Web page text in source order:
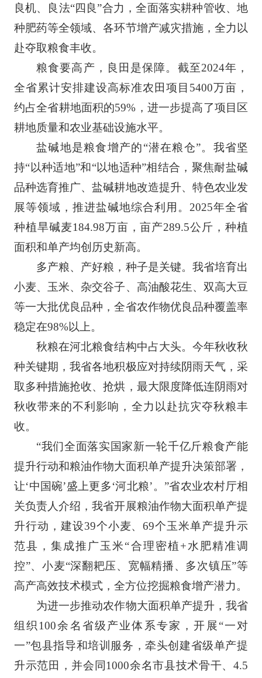
良机、良法“四良”合力，全面落实耕种管收、地
种肥药等全领域、各环节增产减灾措施，全力以
赴夺取粮食丰收。
粮食要高产，良田是保障。截至2024年，
全省累计安排建设高标准农田项目5400万亩，
约占全省耕地面积的59%，进一步提高了项目区
耕地质量和农业基础设施水平。
盐碱地是粮食增产的“潜在粮仓”。我省坚
持“以种适地”和“以地适种”相结合，聚焦耐盐碱
品种选育推广、盐碱耕地改造提升、特色农业发
展等领域，推进盐碱地综合利用。2025年全省
种植旱碱麦184.98万亩，亩产289.5公斤，种植
面积和单产均创历史新高。
多产粮、产好粮，种子是关键。我省培育出
小麦、玉米、杂交谷子、高油酸花生、双高大豆
等一大批优良品种，全省农作物优良品种覆盖率
稳定在98%以上。
秋粮在河北粮食结构中占大头。今年秋收秋
种关键期，我省各地积极应对持续阴雨天气，采
取多种措施抢收、抢烘，最大限度降低连阴雨对
秋收带来的不利影响，全力以赴抗灾夺秋粮丰
收。
“我们全面落实国家新一轮千亿斤粮食产能
提升行动和粮油作物大面积单产提升决策部署，
让‘中国碗’盛上更多‘河北粮’。”省农业农村厅相
关负责人介绍，我省开展粮油作物大面积单产提
升行动，建设39个小麦、69个玉米单产提升示
范县，集成推广玉米“合理密植+水肥精准调
控”、小麦“深翻耙压、宽幅精播、多次镇压”等
高产高效技术模式，全方位挖掘粮食增产潜力。
为进一步推动农作物大面积单产提升，我省
组织100余名省级产业体系专家，开展“一对
一”包县指导和培训服务，牵头创建省级单产提
升示范田，并会同1000余名市县技术骨干、4.5